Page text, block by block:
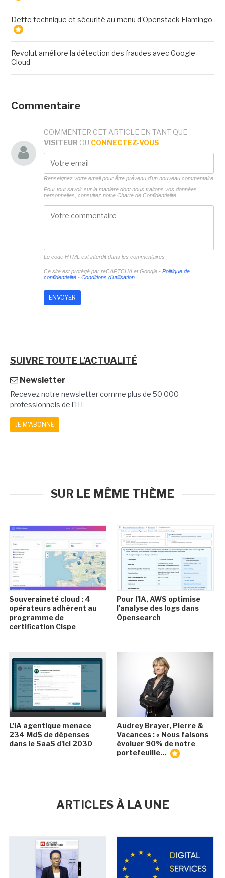
Dette technique et sécurité au menu d'Openstack Flamingo
Revolut améliore la détection des fraudes avec Google
Cloud
Commentaire
COMMENTER CET ARTICLE EN TANT QUE
VISITEUR OU CONNECTEZ-VOUS
Renseignez votre email pour être prévenu d'un nouveau commentaire
Pour tout savoir sur la manière dont nous traitons vos données
personnelles, consultez notre Charte de Confidentialité.
Le code HTML est interdit dans les commentaires
Ce site est protégé par reCAPTCHA et Google - Politique de
confidentialité- Conditions d'utilisation
SUIVRE TOUTE L'ACTUALITÉ
Newsletter
Recevez notre newsletter comme plus de 50 000
professionnels de l'IT!
JE M'ABONNE
SUR LE MÊME THÈME
Souveraineté cloud : 4
opérateurs adhèrent au
programme de
certification Cispe
Pour l'IA, AWS optimise
l'analyse des logs dans
Opensearch
L'IA agentique menace
234 Md$ de dépenses
dans le SaaS d'ici 2030
Audrey Brayer, Pierre &
Vacances : « Nous faisons
évoluer 90% de notre
portefeuille...
ARTICLES À LA UNE